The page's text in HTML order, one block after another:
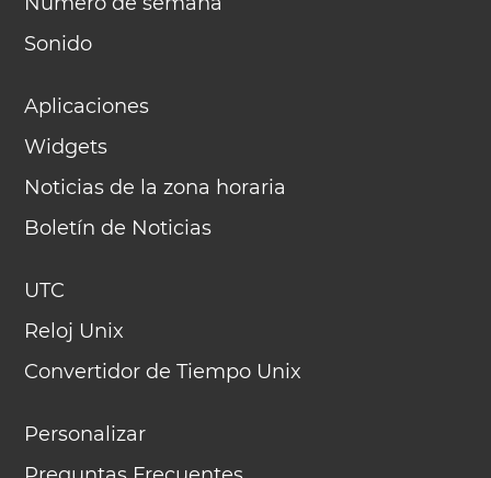
Sonido
Aplicaciones
Widgets
Noticias de la zona horaria
Boletín de Noticias
UTC
Reloj Unix
Convertidor de Tiempo Unix
Personalizar